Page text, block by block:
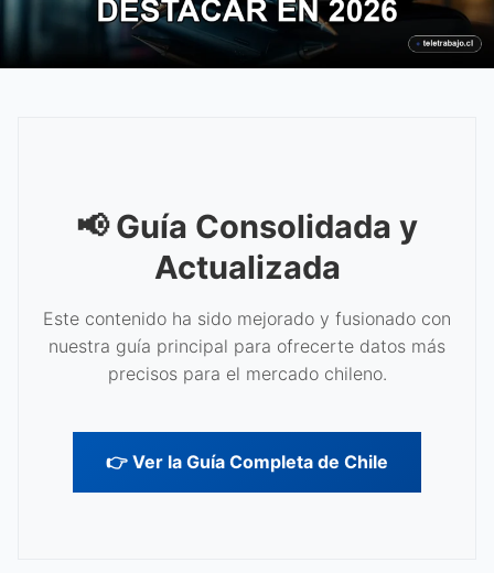
📢 Guía Consolidada y
Actualizada
Este contenido ha sido mejorado y fusionado con
nuestra guía principal para ofrecerte datos más
precisos para el mercado chileno.
👉 Ver la Guía Completa de Chile